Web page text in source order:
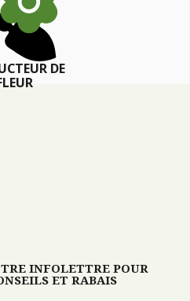
DE
INFOLETTRE POUR
ET RABAIS